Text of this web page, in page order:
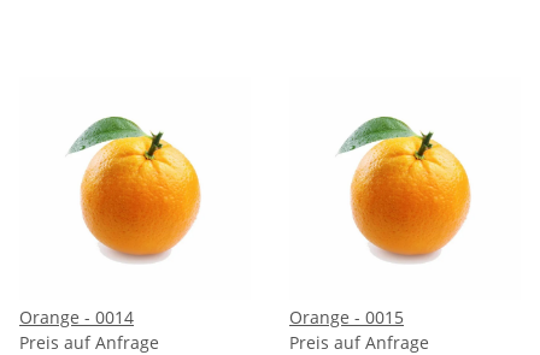
Orange - 0014
Preis auf Anfrage
Orange - 0015
Preis auf Anfrage